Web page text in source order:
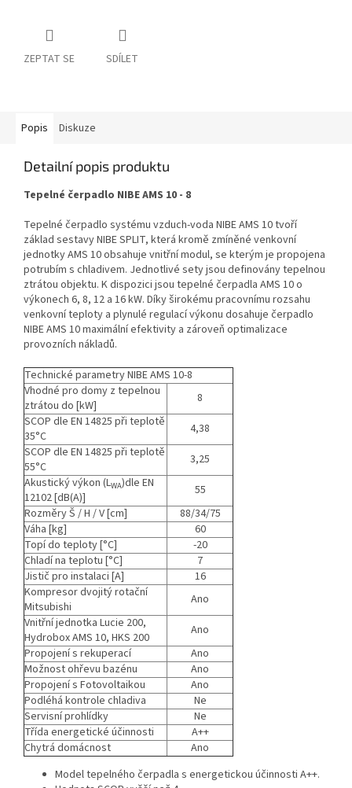
ZEPTAT SE SDÍLET
Popis Diskuze
Detailní popis produktu
Tepelné čerpadlo NIBE AMS 10 - 8
Tepelné čerpadlo systému vzduch-voda NIBE AMS 10 tvoří
základ sestavy NIBE SPLIT, která kromě zmíněné venkovní
jednotky AMS 10 obsahuje vnitřní modul, se kterým je propojena
potrubím s chladivem. Jednotlivé sety jsou definovány tepelnou
ztrátou objektu. K dispozici jsou tepelné čerpadla AMS 10 o
výkonech 6, 8, 12 a 16 kW. Díky širokému pracovnímu rozsahu
venkovní teploty a plynulé regulací výkonu dosahuje čerpadlo
NIBE AMS 10 maximální efektivity a zároveň optimalizace
provozních nákladů.
Technické parametry NIBE AMS 10-8
Vhodné pro domy z tepelnou
ztrátou do [kW]
8
SCOP dle EN 14825 při teplotě
35°C
4,38
SCOP dle EN 14825 při teplotě
55°C
3,25
Akustický výkon (LWA)dle EN
12102 [dB(A)]
55
Rozměry Š / H / V [cm]
88/34/75
Váha [kg]
60
Topí do teploty [°C]
-20
Chladí na teplotu [°C]
7
Jistič pro instalaci [A]
16
Kompresor dvojitý rotační
Mitsubishi
Ano
Vnitřní jednotka Lucie 200,
Hydrobox AMS 10, HKS 200
Ano
Propojení s rekuperací
Ano
Možnost ohřevu bazénu
Ano
Propojení s Fotovoltaikou
Ano
Podléhá kontrole chladiva
Ne
Servisní prohlídky
Ne
Třída energetické účinnosti
A++
Chytrá domácnost
Ano
Model tepelného čerpadla s energetickou účinnosti A++.